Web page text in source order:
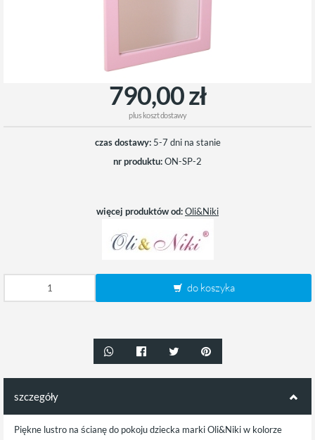
790,00 zł
pluskoszt dostawy
czas dostawy: 5-7 dni na stanie
nr produktu:ON-SP-2
więcej produktów od:Oli&Niki
do koszyka
szczegóły
Piękne lustro na ścianę do pokoju dziecka marki Oli&Niki w kolorze